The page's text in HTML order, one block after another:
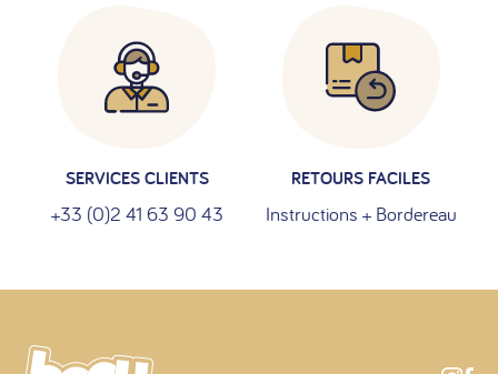
SERVICES CLIENTS
+33 (0)2 41 63 90 43
RETOURS FACILES
Instructions + Bordereau